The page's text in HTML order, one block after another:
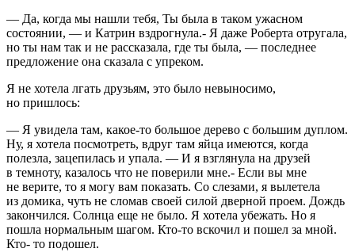
— Да, когда мы нашли тебя, Ты была в таком ужасном
состоянии, — и Катрин вздрогнула.- Я даже Роберта отругала,
но ты нам так и не рассказала, где ты была, — последнее
предложение она сказала с упреком.
Я не хотела лгать друзьям, это было невыносимо,
но пришлось:
— Я увидела там, какое-то большое дерево с большим дуплом.
Ну, я хотела посмотреть, вдруг там яйца имеются, когда
полезла, зацепилась и упала. — И я взглянула на друзей
в темноту, казалось что не поверили мне.- Если вы мне
не верите, то я могу вам показать. Со слезами, я вылетела
из домика, чуть не сломав своей силой дверной проем. Дождь
закончился. Солнца еще не было. Я хотела убежать. Но я
пошла нормальным шагом. Кто-то вскочил и пошел за мной.
Кто- то подошел.